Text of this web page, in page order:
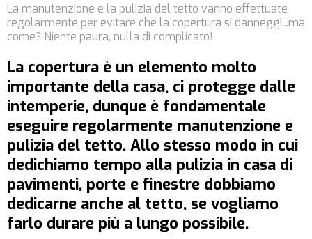
La manutenzione e la pulizia del tetto vanno effettuate
regolarmente per evitare che la copertura si danneggi...ma
come? Niente paura, nulla di complicato!
La copertura è un elemento molto
importante della casa, ci protegge dalle
intemperie, dunque è fondamentale
eseguire regolarmente manutenzione e
pulizia del tetto. Allo stesso modo in cui
dedichiamo tempo alla pulizia in casa di
pavimenti, porte e finestre dobbiamo
dedicarne anche al tetto, se vogliamo
farlo durare più a lungo possibile.